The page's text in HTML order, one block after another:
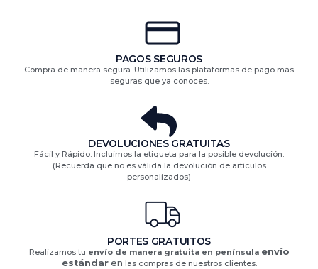
PAGOS SEGUROS
Compra de manera segura. Utilizamos las plataformas de pago más
seguras que ya conoces.
DEVOLUCIONES GRATUITAS​
Fácil y Rápido. Incluimos la etiqueta para la posible devolución.
(Recuerda que no es válida la devolución de artículos
personalizados)​
PORTES GRATUITOS
Realizamos tu envío de manera gratuita en península envío
estándaren las compras de nuestros clientes.